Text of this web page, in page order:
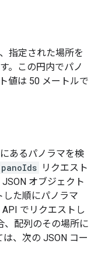
指定された場所を
。この円内でパノ
値は 50 メートルで
あるパノラマを検
panoIds リクエスト
オブジェクト
た順にパノラマ
でリクエストし
、配列のその場所に
、次の JSON コー